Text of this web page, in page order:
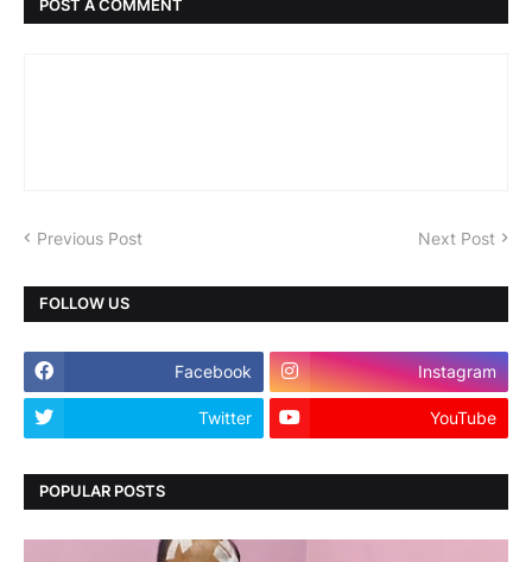
POST A COMMENT
Previous Post Next Post
FOLLOW US
Facebook Instagram
Twitter YouTube
POPULAR POSTS